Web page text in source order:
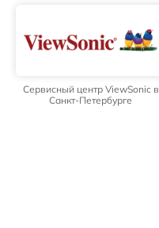
Сервисный центр ViewSonic в
Санкт-Петербурге